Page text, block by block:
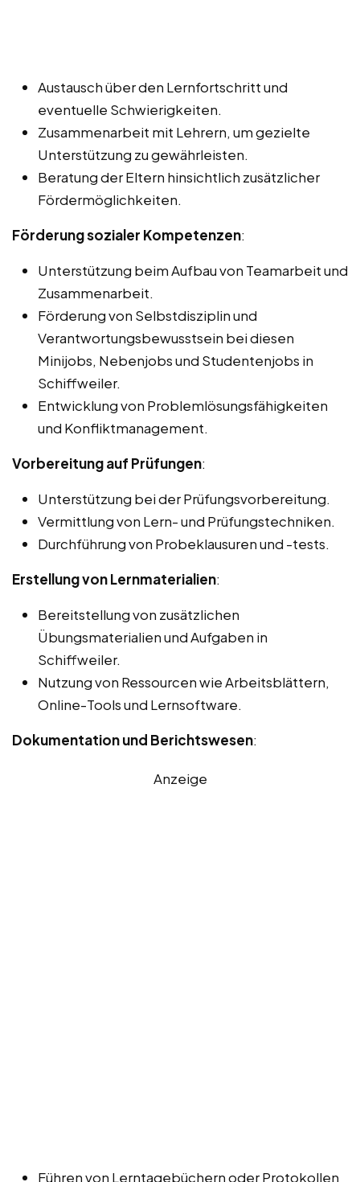
Austausch über den Lernfortschritt und
eventuelle Schwierigkeiten.
Zusammenarbeit mit Lehrern, um gezielte
Unterstützung zu gewährleisten.
Beratung der Eltern hinsichtlich zusätzlicher
Fördermöglichkeiten.
Förderung sozialer Kompetenzen:
Unterstützung beim Aufbau von Teamarbeit und
Zusammenarbeit.
Förderung von Selbstdisziplin und
Verantwortungsbewusstsein bei diesen
Minijobs, Nebenjobs und Studentenjobs in
Schiffweiler.
Entwicklung von Problemlösungsfähigkeiten
und Konfliktmanagement.
Vorbereitung auf Prüfungen:
Unterstützung bei der Prüfungsvorbereitung.
Vermittlung von Lern- und Prüfungstechniken.
Durchführung von Probeklausuren und -tests.
Erstellung von Lernmaterialien:
Bereitstellung von zusätzlichen
Übungsmaterialien und Aufgaben in
Schiffweiler.
Nutzung von Ressourcen wie Arbeitsblättern,
Online-Tools und Lernsoftware.
Dokumentation und Berichtswesen:
Anzeige
Führen von Lerntagebüchern oder Protokollen